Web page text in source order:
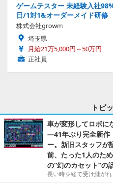
ゲームテスター 未経験入社
日/1対1&オーダーメイド研修
株式会社growm
埼玉県
月給21万5,000円～50万円
正社員
トピ
車が変形してロボに
―41年ぶり完全新作
ー。新旧スタッフが
前、たった1人のた
の“幻のカセット”の
長い時を経て受け継が